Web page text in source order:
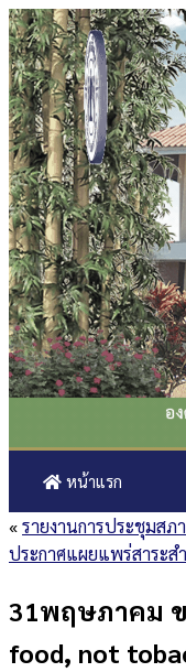
หน้าแรก
«รายงานการประชุมส
ประกาศแผยแพร่สาระ
31พฤษภาคม
food, not